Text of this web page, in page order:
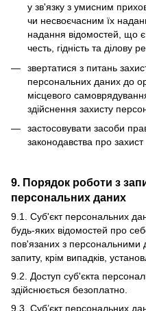
у зв'язку з умисним
чи несвоєчасним їх
надання відомостей, що
честь, гідність та ділову
звертатися з питань
персональних даних до
місцевого
здійснення захисту
застосовувати засоби
законодавства про
9. Порядок роботи з
персональних даних
9.1. Суб'єкт персональних
будь-яких відомостей про
пов'язаних з персональними
запиту, крім випадків,
9.2. Доступ суб'єкта
здійснюється безоплатно.
9.3. Суб’єкт персональних